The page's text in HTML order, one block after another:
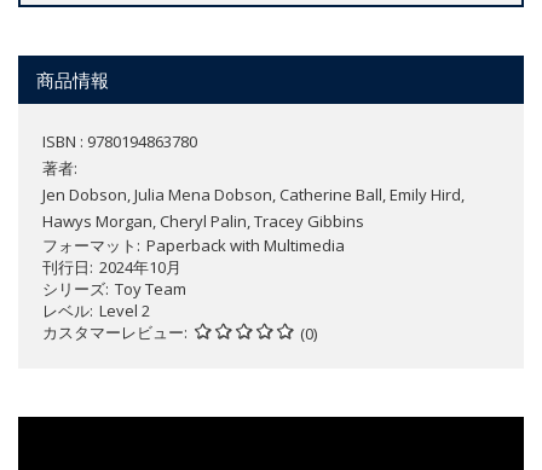
商品情報
ISBN : 9780194863780
著者:
Jen Dobson, Julia Mena Dobson, Catherine Ball, Emily Hird,
Hawys Morgan, Cheryl Palin, Tracey Gibbins
フォーマット
Paperback with Multimedia
刊行日 2024年10月
シリーズ Toy Team
レベル Level 2
カスタマーレビュー
(0)